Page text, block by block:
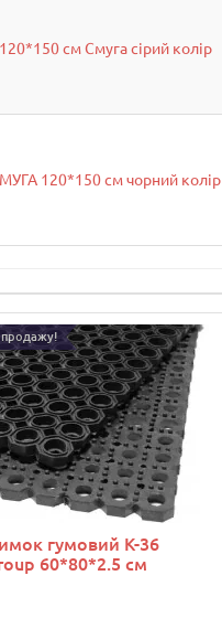
см Смуга сірий колір
120*150 см чорний колір
продажу!
гумовий К-36
60*80*2.5 см